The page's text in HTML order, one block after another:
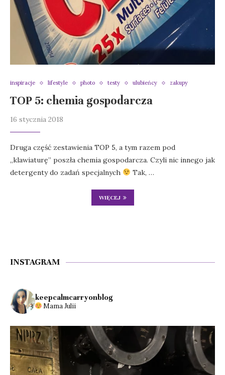
inspiracje lifestyle photo testy ulubieńcy zakupy
TOP 5: chemia gospodarcza
16 stycznia 2018
Druga część zestawienia TOP 5, a tym razem pod
„klawiaturę” poszła chemia gospodarcza. Czyli nic innego jak
detergenty do zadań specjalnych
Tak, …
WIĘCEJ
INSTAGRAM
keepcalmcarryonblog
Mama Julii